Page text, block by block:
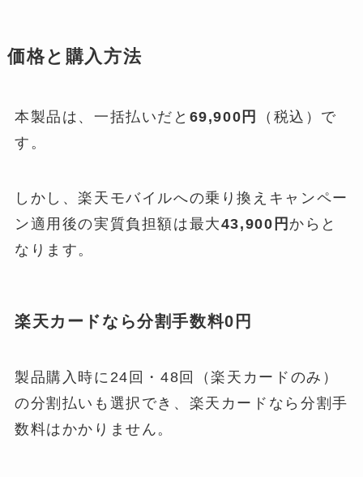
価格と購入方法
本製品は、一括払いだと 69,900円
（税込）で
す。
しかし、楽天モバイルへの乗り換えキャンペー
ン適用後の実質負担額は最大43,900円 からと
なります。
楽天カードなら分割手数料0円
製品購入時に24回・48回（楽天カードのみ）
の分割払いも選択でき、楽天カードなら分割手
数料はかかりません。